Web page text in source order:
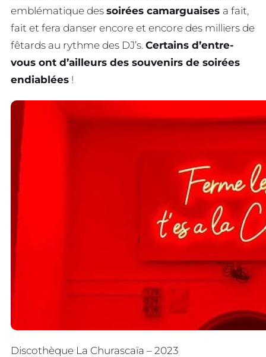
emblématique des soirées camarguaises a fait,
fait et fera danser encore et encore des milliers de
fêtards au rythme des DJ’s. Certains d’entre-
vous ont d’ailleurs des souvenirs de soirées
endiablées !
Discothèque La Churascaïa – 2023